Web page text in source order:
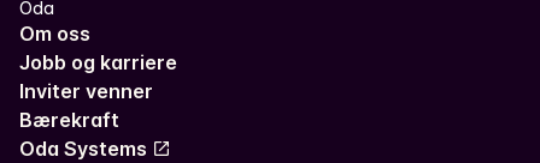
Oda
Om oss
Jobb og karriere
Inviter venner
Bærekraft
Oda Systems